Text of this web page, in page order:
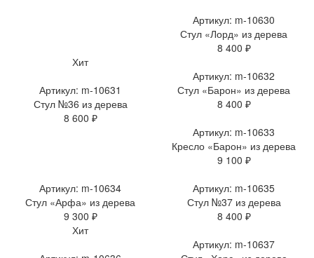
Артикул: m-10630
Стул «Лорд» из дерева
8 400 ₽
Хит
Артикул: m-10631
Стул №36 из дерева
8 600 ₽
Артикул: m-10632
Стул «Барон» из дерева
8 400 ₽
Артикул: m-10633
Кресло «Барон» из дерева
9 100 ₽
Артикул: m-10634
Стул «Арфа» из дерева
9 300 ₽
Артикул: m-10635
Стул №37 из дерева
8 400 ₽
Хит
Артикул: m-10637